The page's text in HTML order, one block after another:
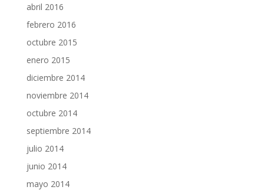
abril 2016
febrero 2016
octubre 2015
enero 2015
diciembre 2014
noviembre 2014
octubre 2014
septiembre 2014
julio 2014
junio 2014
mayo 2014